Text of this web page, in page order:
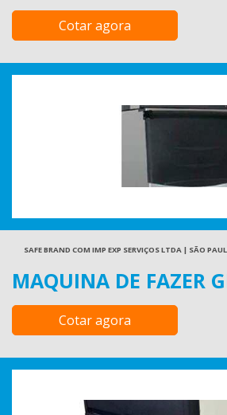
Cotar agora
SAFE BRAND COM IMP EXP SERVIÇOS LTDA | SÃO
MAQUINA DE FAZER
Cotar agora